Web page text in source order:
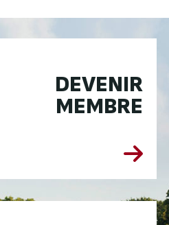
DEVENIR
MEMBRE